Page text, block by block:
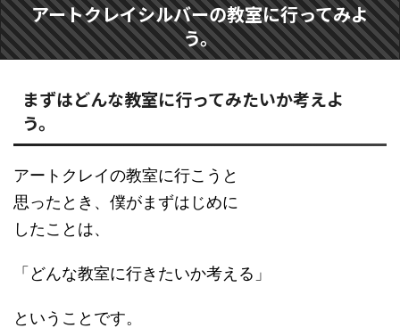
アートクレイシルバーの教室に行ってみよ
う。
まずはどんな教室に行ってみたいか考えよ
う。
アートクレイの教室に行こうと
思ったとき、僕がまずはじめに
したことは、
「どんな教室に行きたいか考える」
ということです。